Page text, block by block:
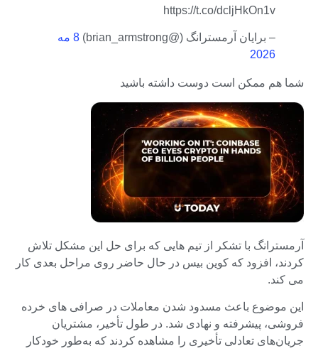
https://t.co/dcljHkOn1v
– برایان آرمسترانگ (@brian_armstrong)
8 مه
2026
شما هم ممکن است دوست داشته باشید
آرمسترانگ با تشکر از تیم هایی که برای حل این مشکل تلاش
کردند، افزود که کوین بیس در حال حاضر روی مراحل بعدی کار
می کند.
این موضوع باعث مسدود شدن معاملات در صرافی های خرده
فروشی، پیشرفته و نهادی شد. در طول تأخیر، مشتریان
جریان‌های تعادلی تأخیری را مشاهده کردند که به‌طور خودکار